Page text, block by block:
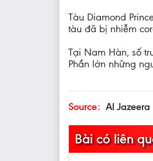
Tàu Diamond
tàu đã bị nhiễm
Tại Nam Hàn, số
Phần lớn những
Source: Al Jazeera
Bài có liên